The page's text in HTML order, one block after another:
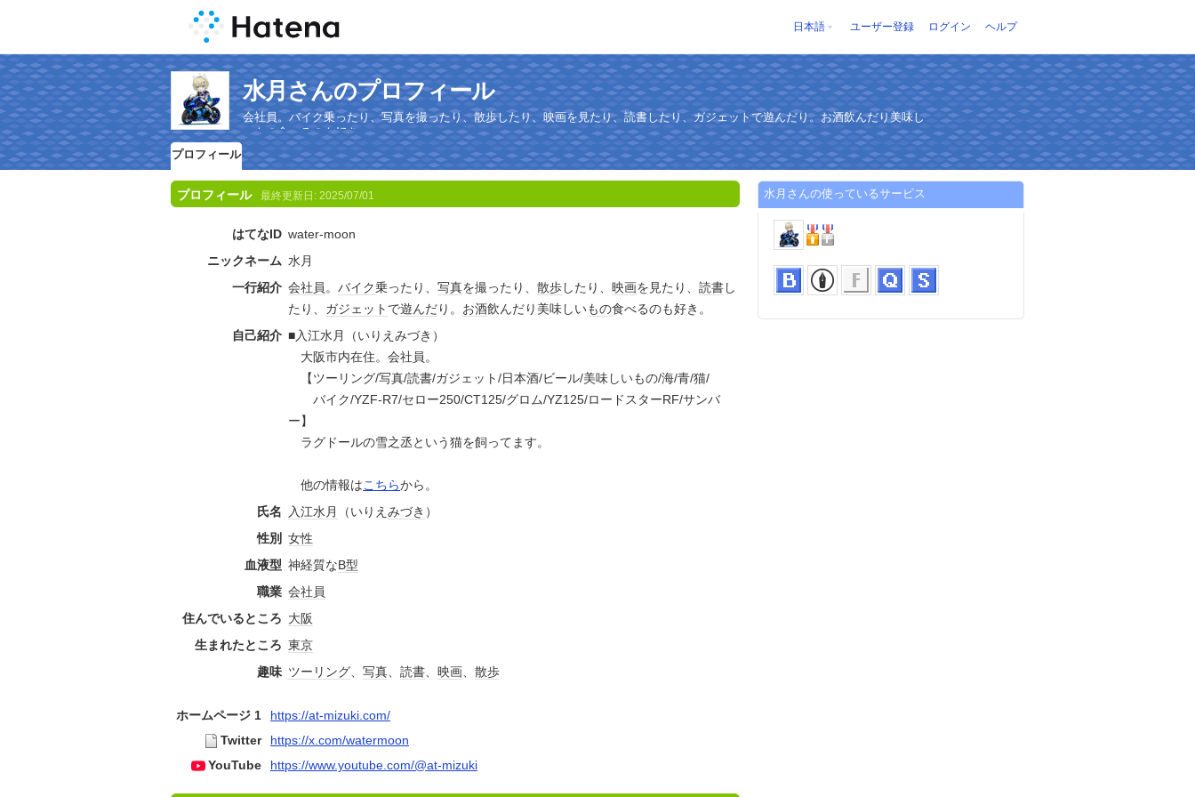
日本語 ユーザー登録 ログイン ヘルプ
水月さんのプロフィール
会社員。バイク乗ったり、写真を撮ったり、散歩したり、映画を見たり、読書したり、ガジェットで遊んだり。お酒飲んだり美味し
いもの食べるのも好き。
プロフィール
プロフィール 最終更新日: 2025/07/01
はてなID water-moon
ニックネーム 水月
一行紹介 会社員。 バイク乗ったり、 写真を撮ったり、 散歩したり、 映画を見たり、 読書し
たり、 ガジェット で遊んだり。 お酒飲んだり美味しいもの食べるのも好き。
自己紹介 ■入江水月（いりえみづき）
大阪市内在住。会社員。
【ツーリング/写真/読書/ガジェット/日本酒/ビール/美味しいもの/海/青/猫/
バイク/YZF-R7/セロー250/CT125/グロム/YZ125/ロードスターRF/サンバ
ー】
ラグドールの雪之丞という猫を飼ってます。
他の情報はこちらから。
氏名
入江水月 （いりえ みづき ）
性別
女性
血液型 神経質なB型
職業 会社員
住んでいるところ 大阪
生まれたところ 東京
趣味 ツーリング、 写真、 読書、 映画、 散歩
ホームページ 1
https://at-mizuki.com/
Twitter
https://x.com/watermoon
YouTube
https://www.youtube.com/@at-mizuki
水月さんの使っているサービス